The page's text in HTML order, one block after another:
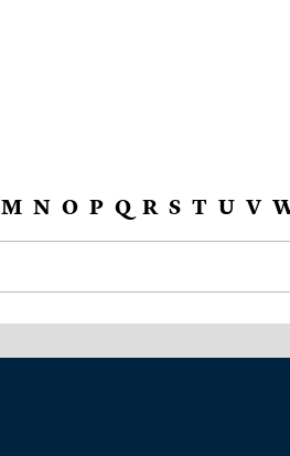
M N O P Q R S T U V